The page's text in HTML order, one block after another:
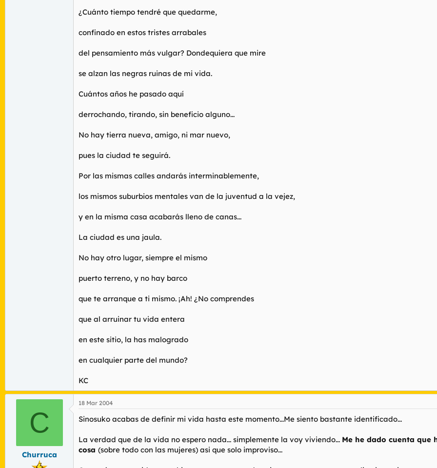
¿Cuánto tiempo tendré que quedarme,
confinado en estos tristes arrabales
del pensamiento más vulgar? Dondequiera que mire
se alzan las negras ruinas de mi vida.
Cuántos años he pasado aquí
derrochando, tirando, sin beneficio alguno...
No hay tierra nueva, amigo, ni mar nuevo,
pues la ciudad te seguirá.
Por las mismas calles andarás interminablemente,
los mismos suburbios mentales van de la juventud a la vejez,
y en la misma casa acabarás lleno de canas...
La ciudad es una jaula.
No hay otro lugar, siempre el mismo
puerto terreno, y no hay barco
que te arranque a ti mismo. ¡Ah! ¿No comprendes
que al arruinar tu vida entera
en este sitio, la has malogrado
en cualquier parte del mundo?
KC
C
Churruca
18 Mar 2004
Sinosuko acabas de definir mi vida hasta este momento...Me siento bastante identificado...
La verdad que de la vida no espero nada... simplemente la voy viviendo... Me he dado cuenta
cosa (sobre todo con las mujeres) asi que solo improviso...